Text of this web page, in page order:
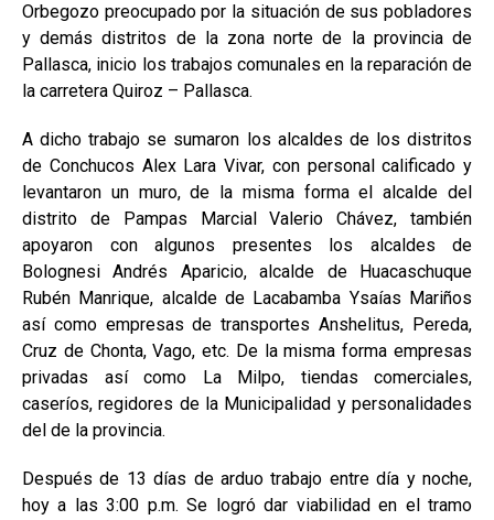
Orbegozo preocupado por la situación de sus pobladores
y demás distritos de la zona norte de la provincia de
Pallasca, inicio los trabajos comunales en la reparación de
la carretera Quiroz – Pallasca.
A dicho trabajo se sumaron los alcaldes de los distritos
de Conchucos Alex Lara Vivar, con personal calificado y
levantaron un muro, de la misma forma el alcalde del
distrito de Pampas Marcial Valerio Chávez, también
apoyaron con algunos presentes los alcaldes de
Bolognesi Andrés Aparicio, alcalde de Huacaschuque
Rubén Manrique, alcalde de Lacabamba Ysaías Mariños
así como empresas de transportes Anshelitus, Pereda,
Cruz de Chonta, Vago, etc. De la misma forma empresas
privadas así como La Milpo, tiendas comerciales,
caseríos, regidores de la Municipalidad y personalidades
del de la provincia.
Después de 13 días de arduo trabajo entre día y noche,
hoy a las 3:00 p.m. Se logró dar viabilidad en el tramo